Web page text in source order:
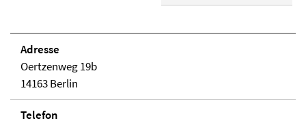
Adresse
Oertzenweg 19b
14163 Berlin
Telefon